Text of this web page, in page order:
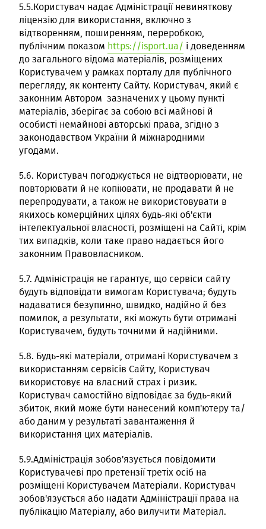
5.5.Користувач надає Адміністрації невиняткову
ліцензію для використання, включно з
відтворенням, поширенням, переробкою,
публічним показом https://isport.ua/ і доведенням
до загального відома матеріалів, розміщених
Користувачем у рамках порталу для публічного
перегляду, як контенту Сайту. Користувач, який є
законним Автором зазначених у цьому пункті
матеріалів, зберігає за собою всі майнові й
особисті немайнові авторські права, згідно з
законодавством України й міжнародними
угодами.
5.6. Користувач погоджується не відтворювати, не
повторювати й не копіювати, не продавати й не
перепродувати, а також не використовувати в
якихось комерційних цілях будь-які об'єкти
інтелектуальної власності, розміщені на Сайті, крім
тих випадків, коли таке право надається його
законним Правовласником.
5.7. Адміністрація не гарантує, що сервіси сайту
будуть відповідати вимогам Користувача; будуть
надаватися безупинно, швидко, надійно й без
помилок, а результати, які можуть бути отримані
Користувачем, будуть точними й надійними.
5.8. Будь-які матеріали, отримані Користувачем з
використанням сервісів Сайту, Користувач
використовує на власний страх і ризик.
Користувач самостійно відповідає за будь-який
збиток, який може бути нанесений комп'ютеру та/
або даним у результаті завантаження й
використання цих матеріалів.
5.9.Адміністрація зобов'язується повідомити
Користувачеві про претензії третіх осіб на
розміщені Користувачем Матеріали. Користувач
зобов'язується або надати Адміністрації права на
публікацію Матеріалу, або вилучити Матеріал.